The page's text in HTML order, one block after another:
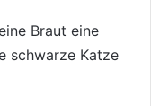
Braut eine
schwarze Katze